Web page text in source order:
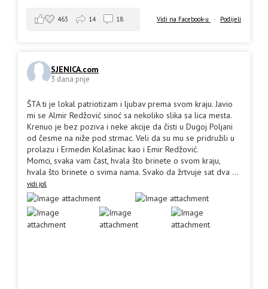
Vidi na Facebook-u · Podijeli
463 14 18
SJENICA.com
3 dana prije
ŠTA ti je lokal patriotizam i ljubav prema svom kraju. Javio
mi se Almir Redžović sinoć sa nekoliko slika sa lica mesta.
Krenuo je bez poziva i neke akcije da čisti u Dugoj Poljani
od česme na niže pod strmac. Veli da su mu se pridružili u
prolazu i Ermedin Kolašinac kao i Emir Redžović.
Momci, svaka vam čast, hvala što brinete o svom kraju,
hvala što brinete o svima nama. Svako da žrtvuje sat dva ...
vidi još